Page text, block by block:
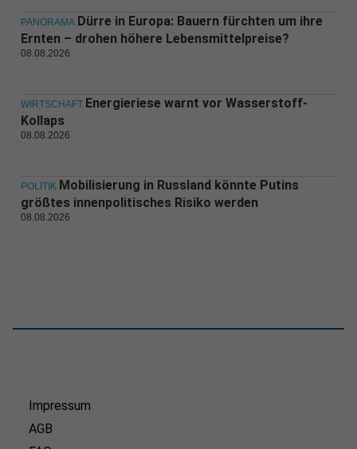
PANORAMA Dürre in Europa: Bauern fürchten um ihre
Ernten – drohen höhere Lebensmittelpreise?
08.08.2026
WIRTSCHAFT Energieriese warnt vor Wasserstoff-
Kollaps
08.08.2026
POLITIK Mobilisierung in Russland könnte Putins
größtes innenpolitisches Risiko werden
08.08.2026
Impressum
AGB